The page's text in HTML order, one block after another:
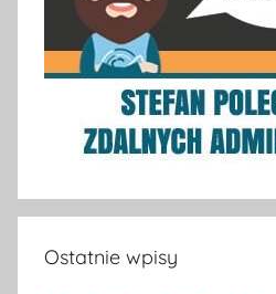
Ostatnie wpisy